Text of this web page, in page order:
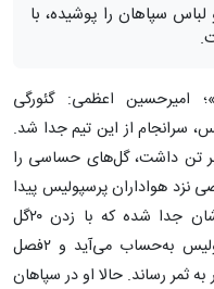
سپاهان را پوشیده، با
»؛ امیرحسین اعظمی: گئورگی
پرسپولیس، سرانجام از این تیم جدا شد.
تن داشت، گل‌های حساسی را
نزد هواداران پرسپولیس پیدا
کرد. گولسیانی در حالی از جمع سرخ‌پوشان جدا شده که با زدن ۲۰‌گل
بهترین گلزن خارجی تاریخ باشگاه پرسپولیس به‌حساب می‌آید و ۲فصل
ثمر رساند. حالا او در سپاهان